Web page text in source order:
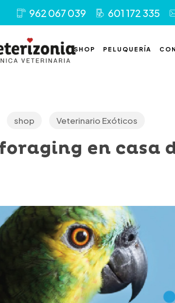
962 067 039 601 172 335
SHOP PELUQUERÍA
shop Veterinario Exóticos
en casa